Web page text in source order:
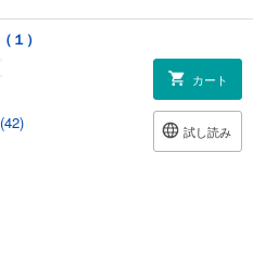
１）
(42)
カート
試し読み